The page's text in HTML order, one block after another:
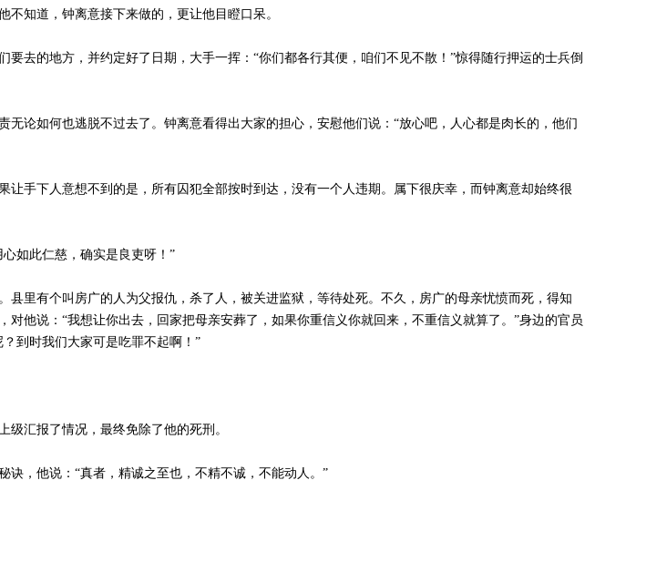
知道，钟离意接下来做的，更让他目瞪口呆。
去的地方，并约定好了日期，大手一挥：“你们都各行其便，咱们不见不散！”惊得随行押运的士兵倒
论如何也逃脱不过去了。钟离意看得出大家的担心，安慰他们说：“放心吧，人心都是肉长的，他们
手下人意想不到的是，所有囚犯全部按时到达，没有一个人违期。属下很庆幸，而钟离意却始终很
如此仁慈，确实是良吏呀！”
里有个叫房广的人为父报仇，杀了人，被关进监狱，等待处死。不久，房广的母亲忧愤而死，得知
他说：“我想让你出去，回家把母亲安葬了，如果你重信义你就回来，不重信义就算了。”身边的官员
到时我们大家可是吃罪不起啊！”
汇报了情况，最终免除了他的死刑。
，他说：“真者，精诚之至也，不精不诚，不能动人。”